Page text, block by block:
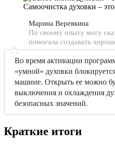
Самоочистка духовки –
Марина Веревкина
По своему опыту могу
помогала создавать
Во время активации
«умной» духовки
машине. Открыть ее можно
выключения и охлаждения
безопасных значений.
Краткие итоги